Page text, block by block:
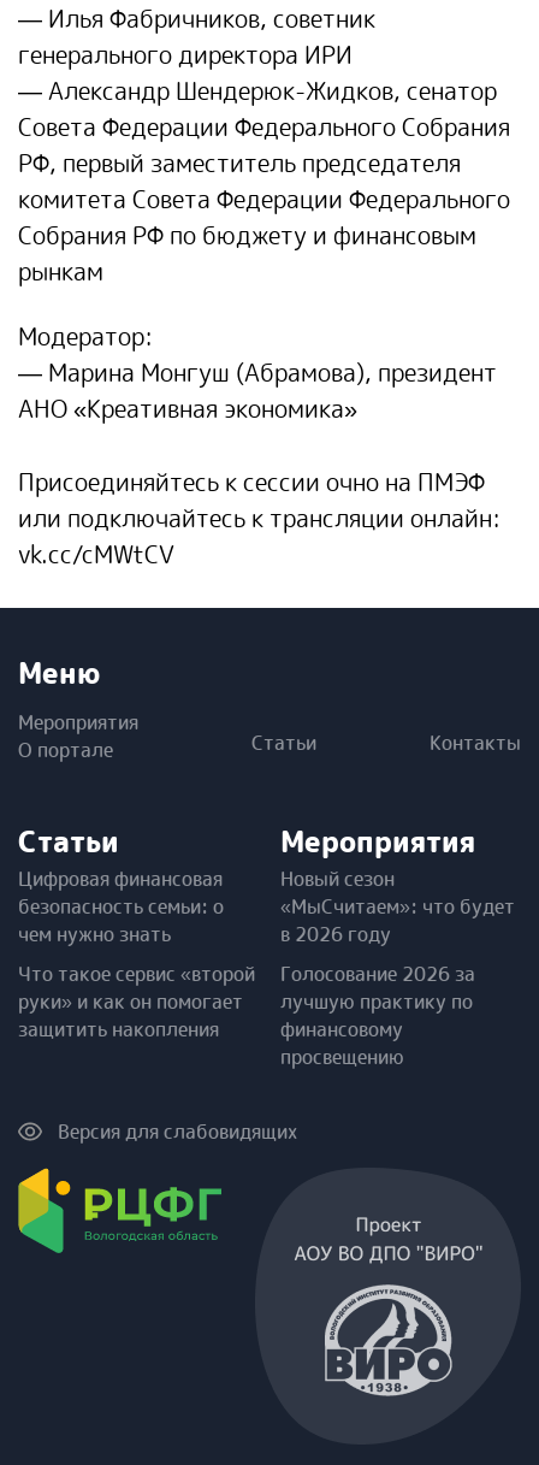
— Илья Фабричников, советник
генерального директора ИРИ
— Александр Шендерюк-Жидков, сенатор
Совета Федерации Федерального Собрания
РФ, первый заместитель председателя
комитета Совета Федерации Федерального
Собрания РФ по бюджету и финансовым
рынкам
Модератор:
— Марина Монгуш (Абрамова), президент
АНО «Креативная экономика»
Присоединяйтесь к сессии очно на ПМЭФ
или подключайтесь к трансляции онлайн:
vk.cc/cMWtCV
Меню
Мероприятия
О портале
Статьи Контакты
Статьи
Цифровая финансовая
безопасность семьи: о
чем нужно знать
Что такое сервис «второй
руки» и как он помогает
защитить накопления
Мероприятия
Новый сезон
«МыСчитаем»: что будет
в 2026 году
Голосование 2026 за
лучшую практику по
финансовому
просвещению
Версия для слабовидящих